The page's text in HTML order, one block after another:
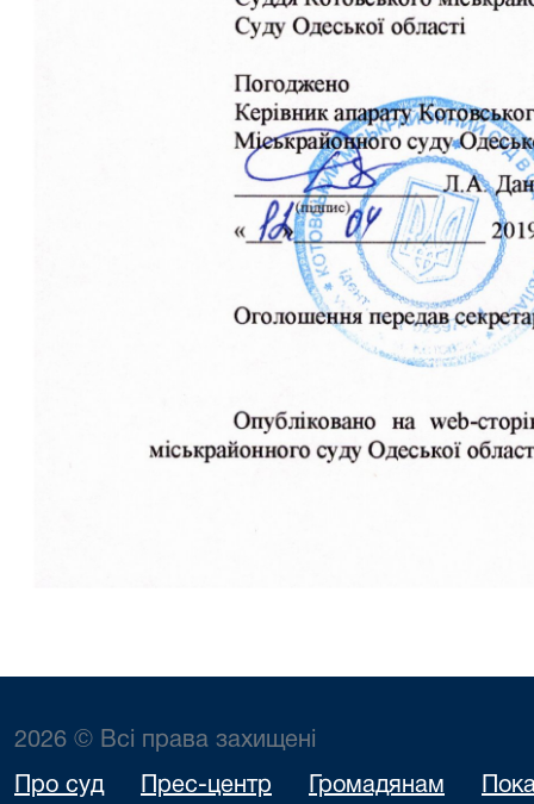
2026 © Всі права захищені
Про суд Прес-центр Громадянам